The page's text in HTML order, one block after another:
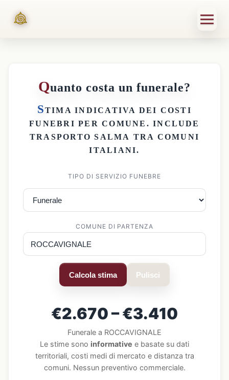
Quanto costa un funerale?
STIMA INDICATIVA DEI COSTI
FUNEBRI PER COMUNE . INCLUDE
TRASPORTO SALMA TRA COMUNI
ITALIANI.
TIPO DI SERVIZIO FUNEBRE
COMUNE DI PARTENZA
Calcola stima Pulisci
€2.670 – €3.410
Funerale a ROCCAVIGNALE
Le stime sono informative e basate su dati
territoriali, costi medi di mercato e distanza tra
comuni. Nessun preventivo commerciale.